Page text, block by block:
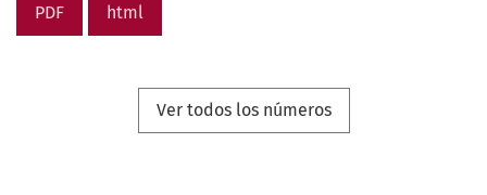
PDF html
Ver todos los números